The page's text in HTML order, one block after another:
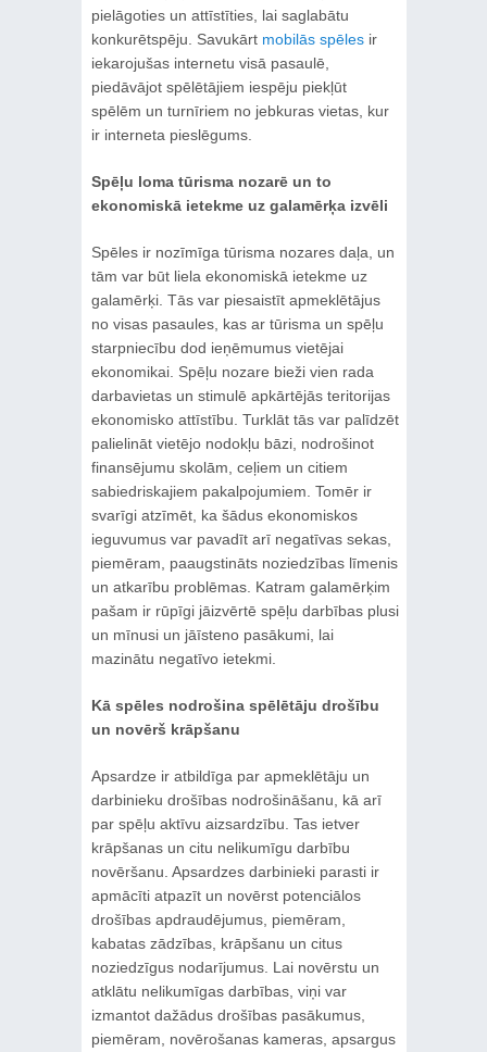
pielāgoties un attīstīties, lai saglabātu
konkurētspēju. Savukārt mobilās spēlesir
iekarojušas internetu visā pasaulē,
piedāvājot spēlētājiem iespēju piekļūt
spēlēm un turnīriem no jebkuras vietas, kur
ir interneta pieslēgums.
Spēļu loma tūrisma nozarē un to
ekonomiskā ietekme uz galamērķa izvēli
Spēles ir nozīmīga tūrisma nozares daļa, un
tām var būt liela ekonomiskā ietekme uz
galamērķi. Tās var piesaistīt apmeklētājus
no visas pasaules, kas ar tūrisma un spēļu
starpniecību dod ieņēmumus vietējai
ekonomikai. Spēļu nozare bieži vien rada
darbavietas un stimulē apkārtējās teritorijas
ekonomisko attīstību. Turklāt tās var palīdzēt
palielināt vietējo nodokļu bāzi, nodrošinot
finansējumu skolām, ceļiem un citiem
sabiedriskajiem pakalpojumiem. Tomēr ir
svarīgi atzīmēt, ka šādus ekonomiskos
ieguvumus var pavadīt arī negatīvas sekas,
piemēram, paaugstināts noziedzības līmenis
un atkarību problēmas. Katram galamērķim
pašam ir rūpīgi jāizvērtē spēļu darbības plusi
un mīnusi un jāīsteno pasākumi, lai
mazinātu negatīvo ietekmi.
Kā spēles nodrošina spēlētāju drošību
un novērš krāpšanu
Apsardze ir atbildīga par apmeklētāju un
darbinieku drošības nodrošināšanu, kā arī
par spēļu aktīvu aizsardzību. Tas ietver
krāpšanas un citu nelikumīgu darbību
novēršanu. Apsardzes darbinieki parasti ir
apmācīti atpazīt un novērst potenciālos
drošības apdraudējumus, piemēram,
kabatas zādzības, krāpšanu un citus
noziedzīgus nodarījumus. Lai novērstu un
atklātu nelikumīgas darbības, viņi var
izmantot dažādus drošības pasākumus,
piemēram, novērošanas kameras, apsargus